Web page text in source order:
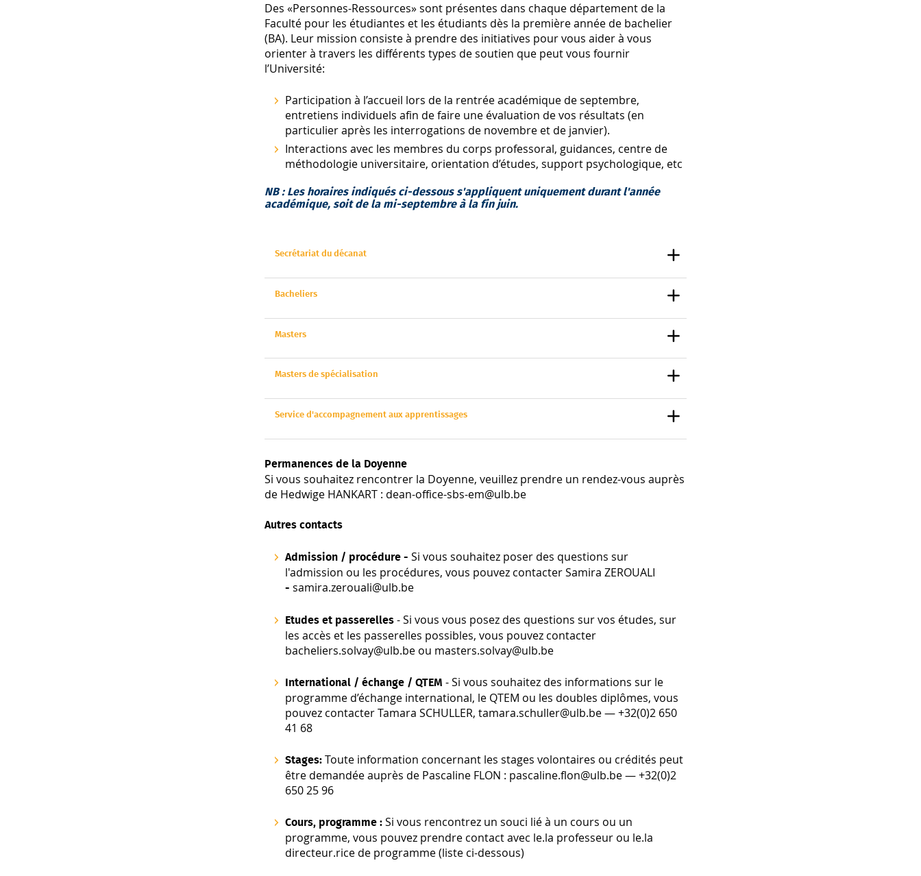
Des «Personnes-Ressources» sont présentes dans chaque département de la
Faculté pour les étudiantes et les étudiants dès la première année de bachelier
(BA). Leur mission consiste à prendre des initiatives pour vous aider à vous
orienter à travers les différents types de soutien que peut vous fournir
l’Université:
Participation à l’accueil lors de la rentrée académique de septembre,
entretiens individuels afin de faire une évaluation de vos résultats (en
particulier après les interrogations de novembre et de janvier).
Interactions avec les membres du corps professoral, guidances, centre de
méthodologie universitaire, orientation d’études, support psychologique, etc
NB : Les horaires indiqués ci-dessous s'appliquent uniquement durant l'année
académique, soit de la mi-septembre à la fin juin.
Secrétariat du décanat
Bacheliers
Masters
Masters de spécialisation
Service d'accompagnement aux apprentissages
Permanences de la Doyenne
Si vous souhaitez rencontrer la Doyenne, veuillez prendre un rendez-vous auprès
de Hedwige HANKART : dean-office-sbs-em@ulb.be
Autres contacts
Admission / procédure -Si vous souhaitez poser des questions sur
l'admission ou les procédures, vous pouvez contacter Samira ZEROUALI
-samira.zerouali@ulb.be
Etudes et passerelles- Si vous vous posez des questions sur vos études, sur
les accès et les passerelles possibles, vous pouvez contacter
bacheliers.solvay@ulb.be ou masters.solvay@ulb.be
International / échange / QTEM- Si vous souhaitez des informations sur le
programme d’échange international, le QTEM ou les doubles diplômes, vous
pouvez contacter Tamara SCHULLER, tamara.schuller@ulb.be — +32(0)2 650
41 68
Stages: Toute information concernant les stages volontaires ou crédités peut
être demandée auprès de Pascaline FLON : pascaline.flon@ulb.be — +32(0)2
650 25 96
Cours, programme :Si vous rencontrez un souci lié à un cours ou un
programme, vous pouvez prendre contact avec le.la professeur ou le.la
directeur.rice de programme (liste ci-dessous)